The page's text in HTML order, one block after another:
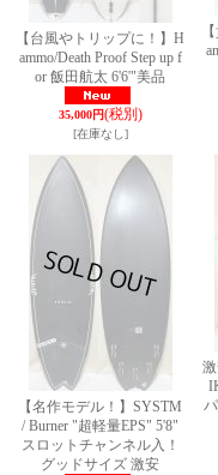
【台風やトリップに！】H
ammo/Death Proof Step up f
or 飯田航太 6'6'"美品
35,000円(税別)
[在庫なし]
【名作モデル！】SYSTM
/ Burner "超軽量EPS" 5'8"
スロットチャンネル入！
グッドサイズ 激安